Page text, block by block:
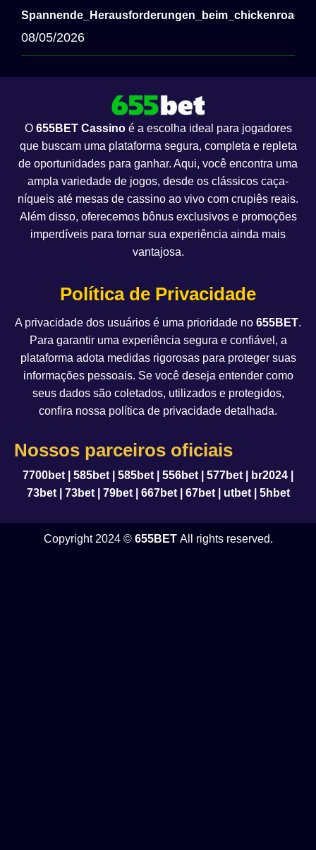
08/05/2026
O 655BET Cassinoé a escolha ideal para jogadores
que buscam uma plataforma segura, completa e repleta
de oportunidades para ganhar. Aqui, você encontra uma
ampla variedade de jogos, desde os clássicos caça-
níqueis até mesas de cassino ao vivo com crupiês reais.
Além disso, oferecemos bônus exclusivos e promoções
imperdíveis para tornar sua experiência ainda mais
vantajosa.
Política de Privacidade
A privacidade dos usuários é uma prioridade no 655BET.
Para garantir uma experiência segura e confiável, a
plataforma adota medidas rigorosas para proteger suas
informações pessoais. Se você deseja entender como
seus dados são coletados, utilizados e protegidos,
confira nossa política de privacidade detalhada.
Nossos parceiros oficiais
7700bet 585bet 585bet 556bet 577bet br2024
73bet| 73bet| 79bet| 667bet| 67bet| utbet| 5hbet
Copyright 2024 © 655BETAll rights reserved.